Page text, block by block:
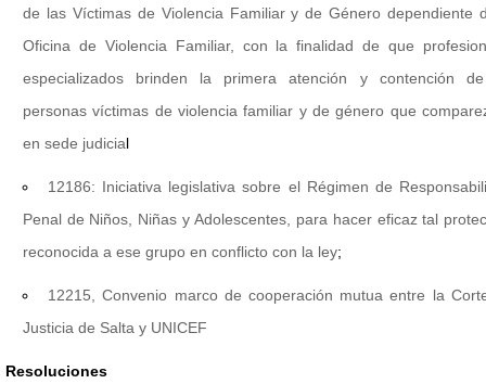
de las Víctimas de Violencia Familiar y de Género dependiente
Oficina de Violencia Familiar, con la finalidad de que
especializados brinden la primera atención y contención
personas víctimas de violencia familiar y de género que
en sede judicial
12186: Iniciativa legislativa sobre el Régimen de
Penal de Niños, Niñas y Adolescentes, para hacer eficaz tal
reconocida a ese grupo en conflicto con la ley;
12215, Convenio marco de cooperación mutua entre la
Justicia de Salta y UNICEF
Resoluciones